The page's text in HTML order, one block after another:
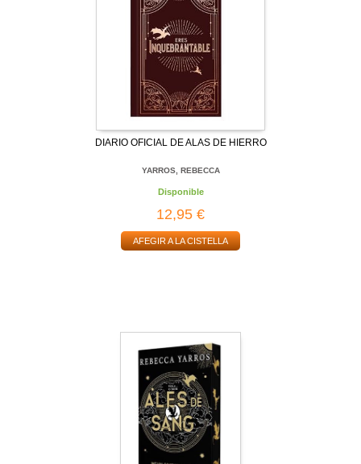
DIARIO OFICIAL DE ALAS DE HIERRO
YARROS, REBECCA
Disponible
12,95 €
AFEGIR A LA CISTELLA